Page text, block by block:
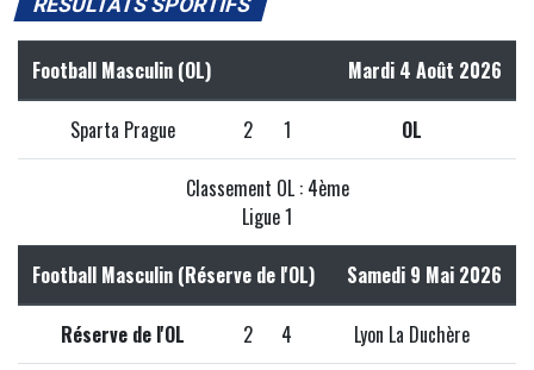
RÉSULTATS SPORTIFS
Football Masculin (OL) Mardi 4 Août 2026
Sparta Prague 2 1 OL
Classement OL : 4ème
Ligue 1
Football Masculin (Réserve de l'OL) Samedi 9 Mai 2026
Réserve de l'OL 2 4 Lyon La Duchère